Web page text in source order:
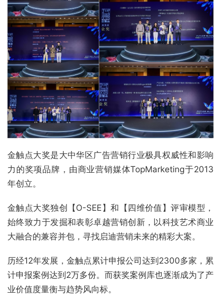
金触点大奖是大中华区广告营销行业极具权威性和影响
力的奖项品牌，由商业营销媒体TopMarketing于2013
年创立。
金触点大奖独创【O-SEE】和【四维价值】评审模型，
始终致力于发掘和表彰卓越营销创新，以科技艺术商业
大融合的兼容并包，寻找启迪营销未来的精彩大案。
历经12年发展，金触点累计申报公司达到2300多家，累
计申报案例达到2万多份。而获奖案例库也逐渐成为了产
业价值度量衡与趋势风向标。